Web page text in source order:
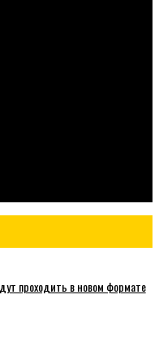
проходить в новом формате